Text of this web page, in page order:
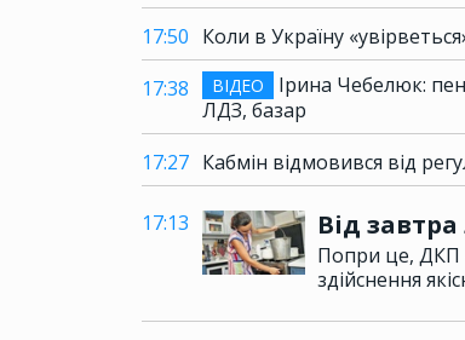
17:50 Коли в Україну
17:38
ВІДЕО
Ірина Чебелюк:
ЛДЗ, базар
17:27 Кабмін відмовився від
17:13 Від
Попри це, ДКП
здійснення